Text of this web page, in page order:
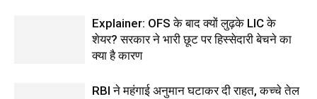
Explainer: OFS के बाद क्यों लुढ़के LIC के
शेयर? सरकार ने भारी छूट पर हिस्सेदारी बेचने का
क्या है कारण
RBI ने महंगाई अनुमान घटाकर दी राहत, कच्चे तेल